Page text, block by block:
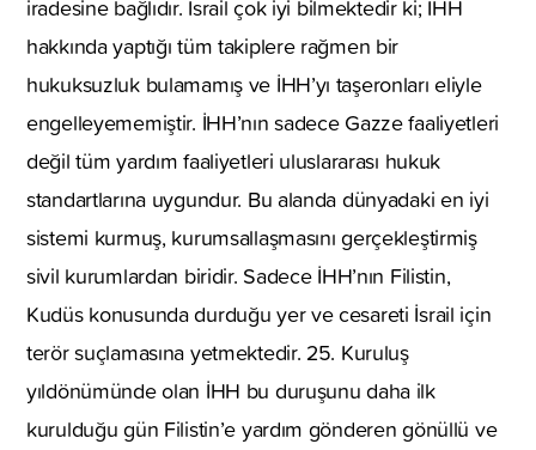
iradesine bağlıdır. İsrail çok iyi bilmektedir ki; İHH
hakkında yaptığı tüm takiplere rağmen bir
hukuksuzluk bulamamış ve İHH’yı taşeronları eliyle
engelleyememiştir. İHH’nın sadece Gazze faaliyetleri
değil tüm yardım faaliyetleri uluslararası hukuk
standartlarına uygundur. Bu alanda dünyadaki en iyi
sistemi kurmuş, kurumsallaşmasını gerçekleştirmiş
sivil kurumlardan biridir. Sadece İHH’nın Filistin,
Kudüs konusunda durduğu yer ve cesareti İsrail için
terör suçlamasına yetmektedir. 25. Kuruluş
yıldönümünde olan İHH bu duruşunu daha ilk
kurulduğu gün Filistin’e yardım gönderen gönüllü ve